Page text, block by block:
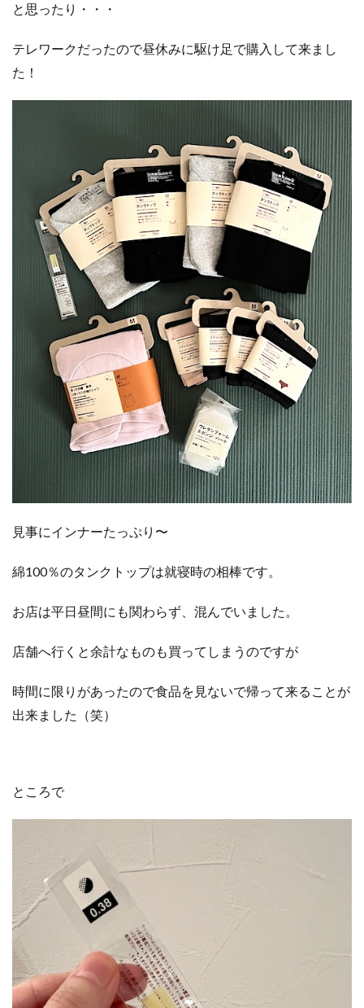
と思ったり・・・
テレワークだったので昼休みに駆け足で購入して来まし
た！
見事にインナーたっぷり〜
綿100％のタンクトップは就寝時の相棒です。
お店は平日昼間にも関わらず、混んでいました。
店舗へ行くと余計なものも買ってしまうのですが
時間に限りがあったので食品を見ないで帰って来ることが
出来ました（笑）
ところで